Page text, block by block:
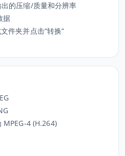
的压缩/质量和分辨率
据
件夹并点击“转换”
MPEG-4 (H.264)